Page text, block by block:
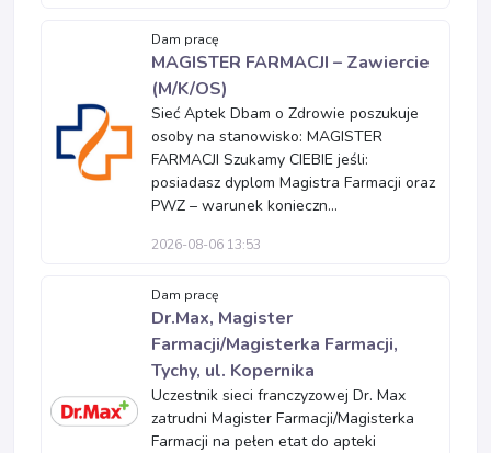
Dam pracę
MAGISTER FARMACJI – Zawiercie
(M/K/OS)
Sieć Aptek Dbam o Zdrowie poszukuje
osoby na stanowisko: MAGISTER
FARMACJI Szukamy CIEBIE jeśli:
posiadasz dyplom Magistra Farmacji oraz
PWZ – warunek konieczn...
2026-08-06 13:53
Dam pracę
Dr.Max, Magister
Farmacji/Magisterka Farmacji,
Tychy, ul. Kopernika
Uczestnik sieci franczyzowej Dr. Max
zatrudni Magister Farmacji/Magisterka
Farmacji na pełen etat do apteki